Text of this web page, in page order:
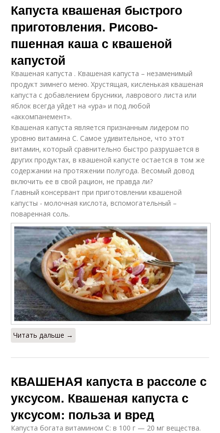
Капуста квашеная быстрого
приготовления. Рисово-
пшенная каша с квашеной
капустой
Квашеная капуста . Квашеная капуста – незаменимый
продукт зимнего меню. Хрустящая, кисленькая квашеная
капуста с добавлением брусники, лаврового листа или
яблок всегда уйдет на «ура» и под любой
«аккомпанемент».
Квашеная капуста является признанным лидером по
уровню витамина С. Самое удивительное, что этот
витамин, который сравнительно быстро разрушается в
других продуктах, в квашеной капусте остается в том же
содержании на протяжении полугода. Весомый довод
включить ее в свой рацион, не правда ли?
Главный консервант при приготовлении квашеной
капусты - молочная кислота, вспомогательный –
поваренная соль.
Читать дальше →
КВАШЕНАЯ капуста в рассоле с
уксусом. Квашеная капуста с
уксусом: польза и вред
Капуста богата витамином С: в 100 г — 20 мг вещества.